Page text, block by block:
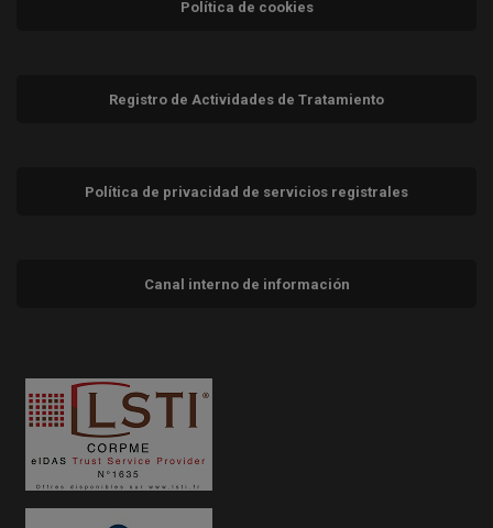
Política de cookies
Registro de Actividades de Tratamiento
Política de privacidad de servicios registrales
Canal interno de información